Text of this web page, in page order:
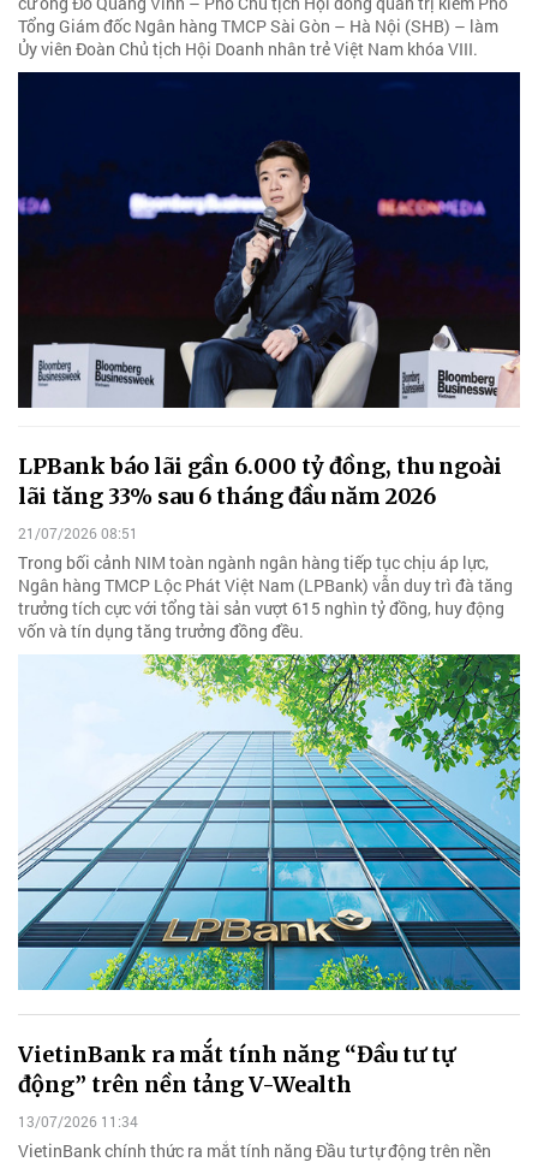
Tổng Giám đốc Ngân hàng TMCP Sài Gòn – Hà Nội (SHB) – làm
Ủy viên Đoàn Chủ tịch Hội Doanh nhân trẻ Việt Nam khóa VIII.
LPBank báo lãi gần 6.000 tỷ đồng, thu ngoài
lãi tăng 33% sau 6 tháng đầu năm 2026
21/07/2026 08:51
Trong bối cảnh NIM toàn ngành ngân hàng tiếp tục chịu áp lực,
Ngân hàng TMCP Lộc Phát Việt Nam (LPBank) vẫn duy trì đà tăng
trưởng tích cực với tổng tài sản vượt 615 nghìn tỷ đồng, huy động
vốn và tín dụng tăng trưởng đồng đều.
VietinBank ra mắt tính năng “Đầu tư tự
động” trên nền tảng V-Wealth
13/07/2026 11:34
VietinBank chính thức ra mắt tính năng Đầu tư tự động trên nền